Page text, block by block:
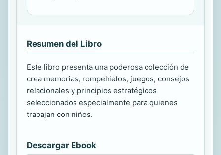
Resumen del Libro
Este libro presenta una poderosa colección de
crea memorias, rompehielos, juegos, consejos
relacionales y principios estratégicos
seleccionados especialmente para quienes
trabajan con niños.
Descargar Ebook